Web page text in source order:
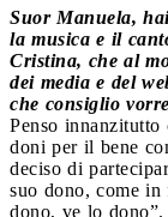
Suor Manuela,
la musica e il
Cristina, che al
dei media e del
che consiglio
Penso
doni per il bene
deciso di
suo dono, come in
dono, ve lo